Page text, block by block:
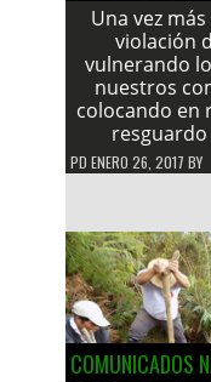
Una vez
violación
vulnerando
nuestros
colocando en
PD ENERO 26, 2017 BY
COMUNICADOS